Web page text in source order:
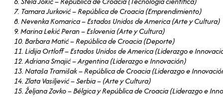
7. Tamara Jurković – República de Croacia (Emprendimiento)
8. Nevenka Komarica – Estados Unidos de America (Arte y Cultura)
9. Marina Lekić Peran – Eslovenia (Arte y Cultura)
10. Barbara Matić – República de Croacia (Deporte)
11. Lidija Ortloff – Estados Unidos de America (Liderazgo e
12. Adriana Smajić – Argentina (Liderazgo e Innovación)
13. Nataša Tramišak – República de Croacia (Liderazgo e
14. Zlata Vasiljević – Serbia – (Arte y Cultura)
15. Željana Zovko – Bélgica y República de Croacia (Liderazgo e